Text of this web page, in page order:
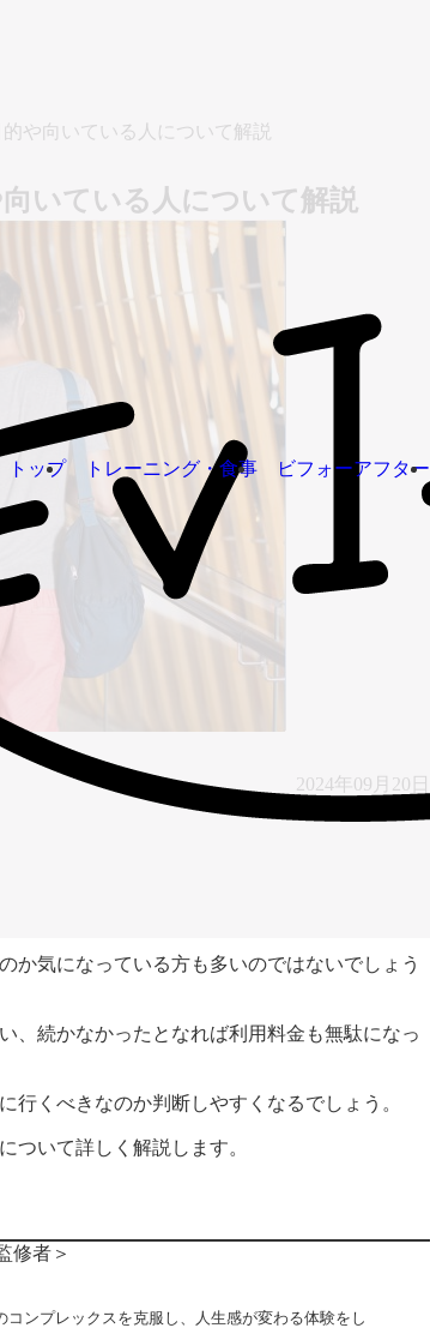
トップ トレーニング・食事 ビフォーアフター
や向いている人について解説
いている人について解説
2024年09月20日
か気になっている方も多いのではないでしょう
、続かなかったとなれば利用料金も無駄になっ
行くべきなのか判断しやすくなるでしょう。
ついて詳しく解説します。
修者＞
ンプレックスを克服し、人生感が変わる体験をし